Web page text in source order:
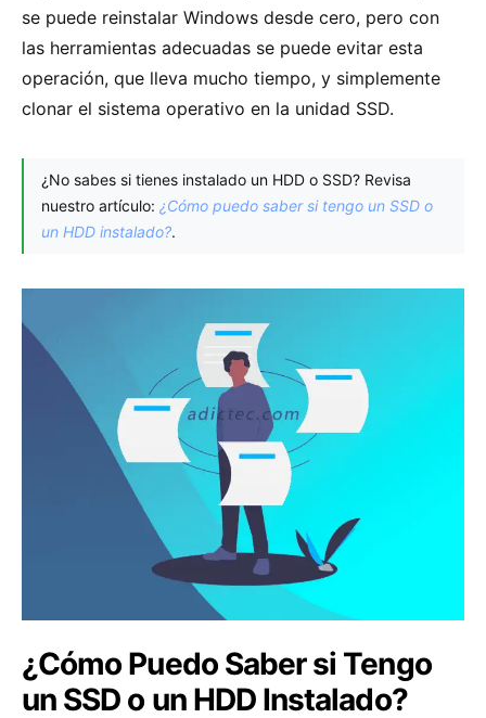
se puede reinstalar Windows desde cero, pero con
las herramientas adecuadas se puede evitar esta
operación, que lleva mucho tiempo, y simplemente
clonar el sistema operativo en la unidad SSD.
¿No sabes si tienes instalado un HDD o SSD? Revisa
nuestro artículo: ¿Cómo puedo saber si tengo un SSD o
un HDD instalado?.
¿Cómo Puedo Saber si Tengo
un SSD o un HDD Instalado?